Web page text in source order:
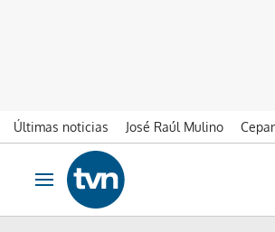
Últimas noticias José Raúl Mulino
Ir al contenido
Obrir navegació